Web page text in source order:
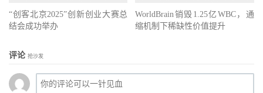
“创客北京2025”创新创业大赛总
结会成功举办
WorldBrain销毁1.25亿WBC，通
缩机制下稀缺性价值提升
评论 抢沙发